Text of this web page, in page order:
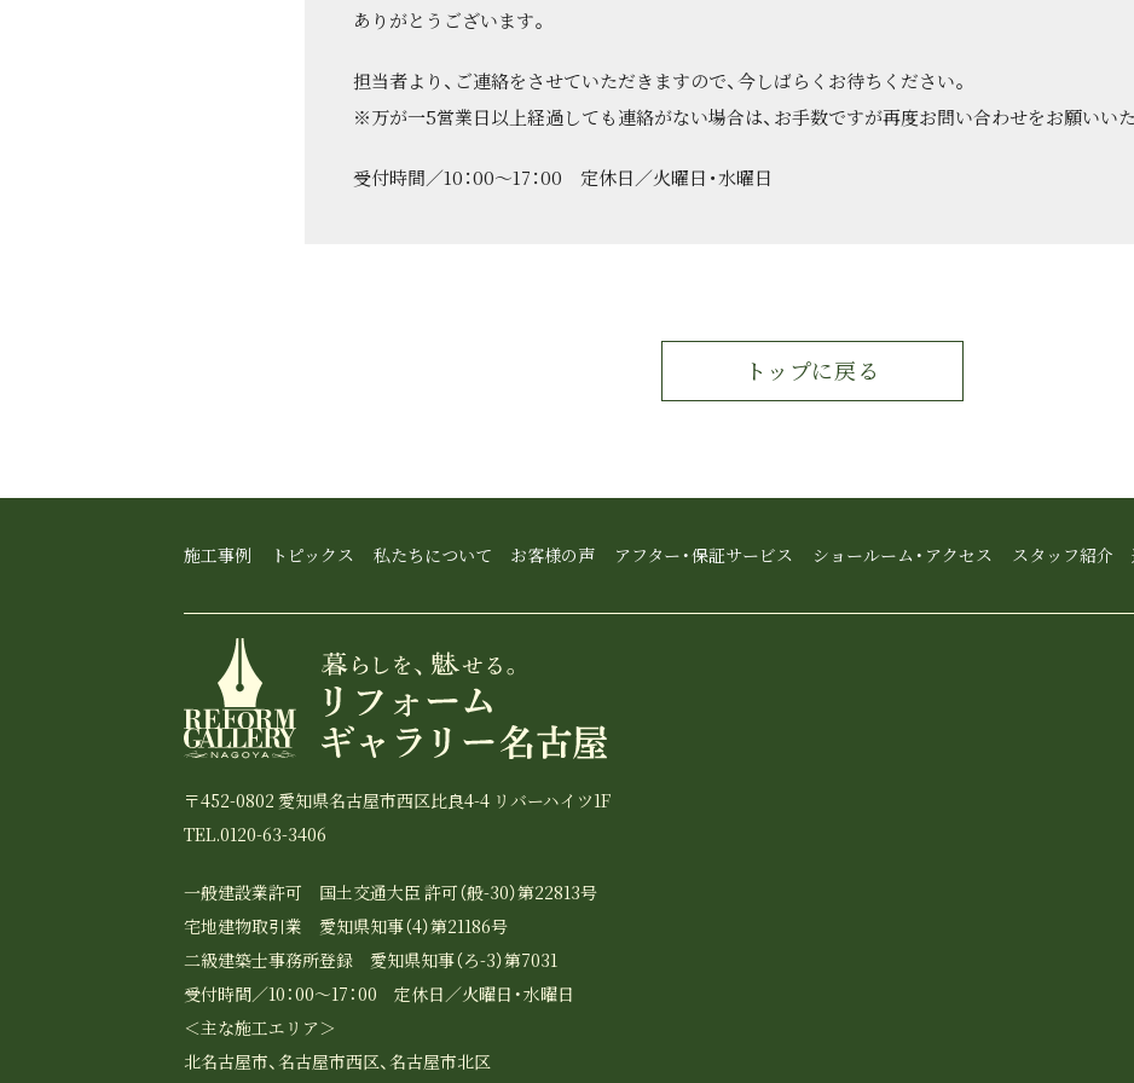
ありがとうございます。
担当者より、ご連絡をさせていただきますので、今しばらくお待ちください。
※万が一5営業日以上経過しても連絡がない場合は、お手数ですが再度お問い合わせをお願いいた
受付時間／10：00～17：00 定休日／火曜日・水曜日
トップに戻る
施工事例 トピックス 私たちについて お客様の声 アフター・保証サービス ショールーム・アクセス スタッフ紹介
〒452-0802 愛知県名古屋市西区比良4-4 リバーハイツ1F
TEL.0120-63-3406
一般建設業許可 国土交通大臣 許可（般-30）第22813号
宅地建物取引業 愛知県知事（4）第21186号
二級建築士事務所登録 愛知県知事（ろ-3）第7031
受付時間／10：00～17：00 定休日／火曜日・水曜日
＜主な施工エリア＞
北名古屋市、名古屋市西区、名古屋市北区